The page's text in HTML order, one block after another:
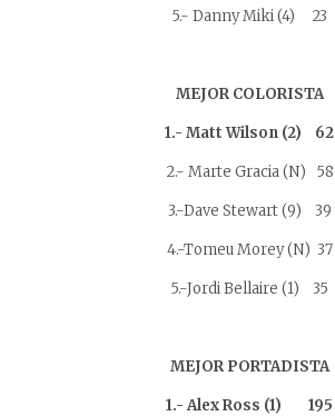
5.- Danny Miki (4) 23
MEJOR COLORISTA
1.- Matt Wilson (2) 62
2.- Marte Gracia (N) 58
3.-Dave Stewart (9) 39
4.-Tomeu Morey (N) 37
5.-Jordi Bellaire (1) 35
MEJOR PORTADISTA
1.- Alex Ross (1) 195